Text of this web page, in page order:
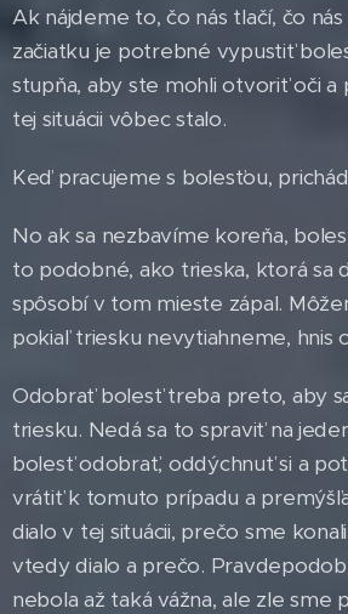
Ak nájdeme to, čo nás tlačí, čo
začiatku je potrebné vypustiť
stupňa, aby ste mohli otvoriť oči a
tej situácii vôbec stalo.
Keď pracujeme s bolesťou,
No ak sa nezbavíme koreňa,
to podobné, ako trieska, ktorá sa
spôsobí v tom mieste zápal.
pokiaľ triesku nevytiahneme, hnis
Odobrať bolesť treba preto, aby
triesku. Nedá sa to spraviť na
bolesť odobrať, oddýchnuť si a
vrátiť k tomuto prípadu a
dialo v tej situácii, prečo sme
vtedy dialo a prečo.
nebola až taká vážna, ale zle sme